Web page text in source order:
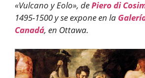
«Vulcano y Eolo», dePiero di
1495-1500 y se expone en la
Canadá, en Ottawa.